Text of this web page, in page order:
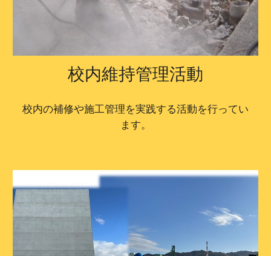
校内維持管理活動
校内の補修や施工管理を実践する活動を行ってい
ます。